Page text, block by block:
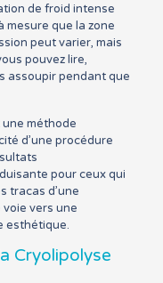
de froid intense
mesure que la zone
peut varier, mais
pouvez lire,
assoupir pendant que
méthode
d’une procédure
pour ceux qui
tracas d’une
vers une
esthétique.
Cryolipolyse